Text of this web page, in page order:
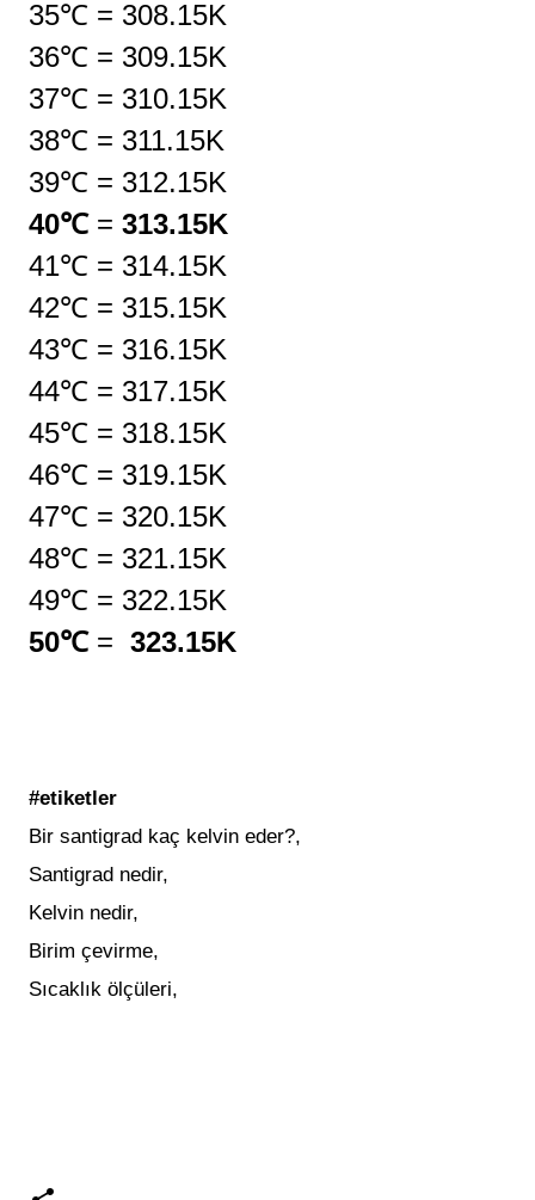
35℃ = 308.15K
36℃ = 309.15K
37℃ = 310.15K
38℃ = 311.15K
39℃ = 312.15K
40℃ = 313.15K
41℃ = 314.15K
42℃ = 315.15K
43℃ = 316.15K
44℃ = 317.15K
45℃ = 318.15K
46℃ = 319.15K
47℃ = 320.15K
48℃ = 321.15K
49℃ = 322.15K
50℃ = 323.15K
#etiketler
Bir santigrad kaç kelvin eder?,
Santigrad nedir,
Kelvin nedir,
Birim çevirme,
Sıcaklık ölçüleri,